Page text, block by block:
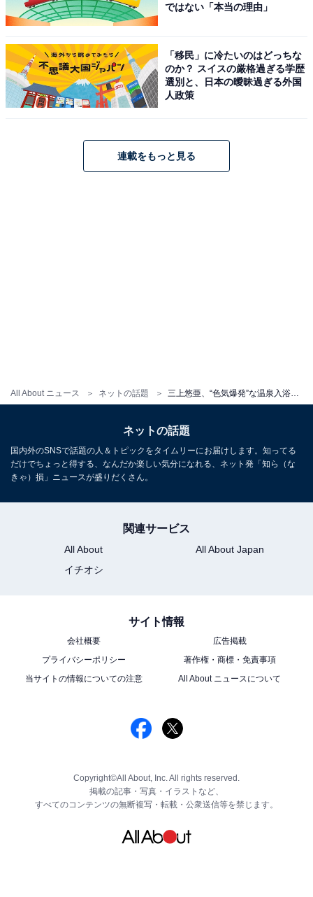
All About ニュース ネットの話題
ではない「本当の理由」
「移民」に冷たいのはどっちな
のか？ スイスの厳格過ぎる学歴
選別と、日本の曖昧過ぎる外国
人政策
連載をもっと見る
ネットの話題
国内外のSNSで話題の人＆トピックをタイムリーにお届けします。知ってる
だけでちょっと得する、なんだか楽しい気分になれる、ネット発「知ら（な
きゃ）損」ニュースが盛りだくさん。
関連サービス
All About
All About Japan
イチオシ
サイト情報
会社概要
広告掲載
プライバシーポリシー
著作権・商標・免責事項
当サイトの情報についての注意
All About ニュースについて
Copyright©All About, Inc. All rights reserved.
掲載の記事・写真・イラストなど、
すべてのコンテンツの無断複写・転載・公衆送信等を禁じます。